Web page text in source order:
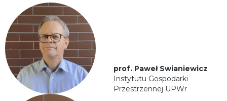
prof. Paweł Swianiewicz
Instytutu Gospodarki
Przestrzennej UPWr